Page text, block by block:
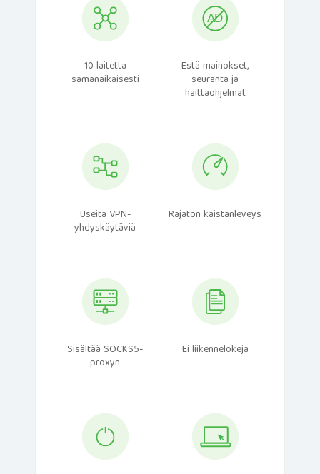
10 laitetta
samanaikaisesti
Estä mainokset,
seuranta ja
haittaohjelmat
Useita VPN-
yhdyskäytäviä
Rajaton kaistanleveys
Sisältää SOCKS5-
proxyn
Ei liikennelokeja